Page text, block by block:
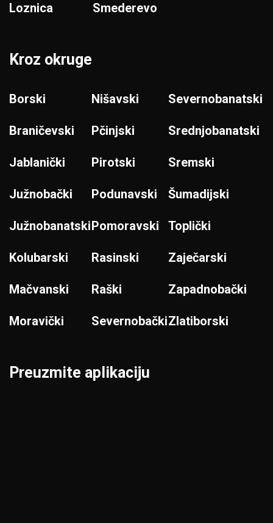
Loznica Smederevo
Kroz okruge
Borski
Braničevski
Jablanički
Južnobački
Južnobanatski
Kolubarski
Mačvanski
Moravički
Nišavski
Pčinjski
Pirotski
Podunavski
Pomoravski
Rasinski
Raški
Severnobački
Severnobanatski
Srednjobanatski
Sremski
Šumadijski
Toplički
Zaječarski
Zapadnobački
Zlatiborski
Preuzmite aplikaciju